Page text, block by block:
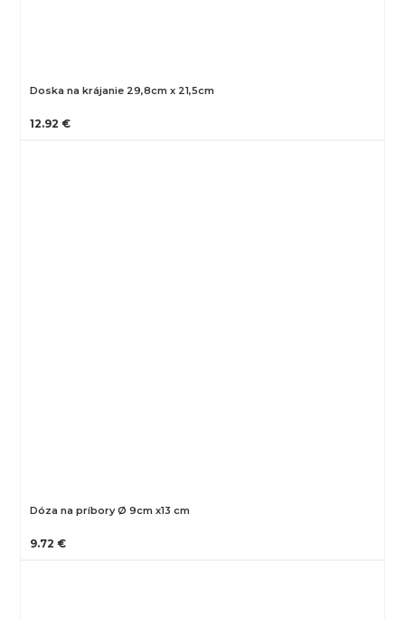
Doska na krájanie 29,8cm x 21,5cm
12.92 €
Dóza na príbory Ø 9cm x13 cm
9.72 €